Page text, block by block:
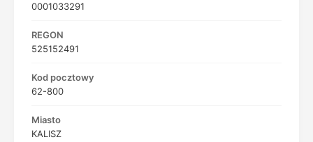
0001033291
REGON
525152491
Kod pocztowy
62-800
Miasto
KALISZ